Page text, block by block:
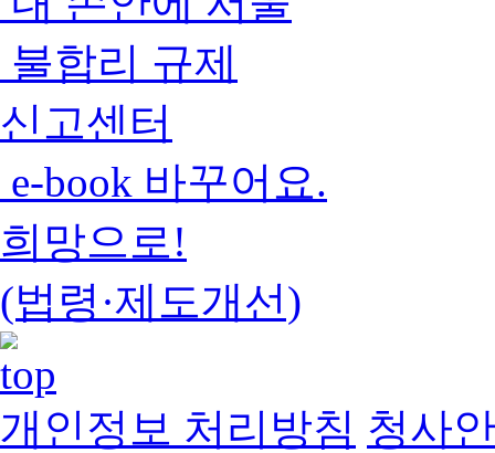
불합리 규제
신고센터
e-book 바꾸어요.
희망으로!
(법령·제도개선)
개인정보 처리방침 청사